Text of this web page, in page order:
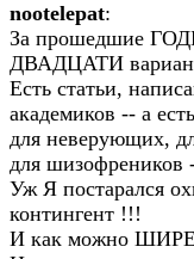
nootelepat:
За прошедшие
ДВАДЦАТИ
Есть статьи,
академиков -- а
для неверующих,
для шизофреников
Уж Я постарался
контингент !!!
И как можно ШИРЕ